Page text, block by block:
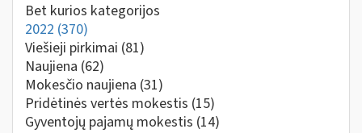
Bet kurios kategorijos
2022 (370)
Viešieji pirkimai (81)
Naujiena (62)
Mokesčio naujiena (31)
Pridėtinės vertės mokestis (15)
Gyventojų pajamų mokestis (14)